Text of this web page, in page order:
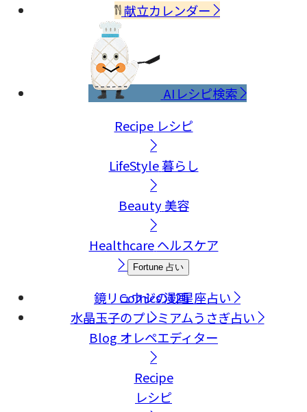
献立カレンダー
AIレシピ検索
Recipe レシピ
LifeStyle暮らし
Beauty 美容
Healthcare ヘルスケア
Fortune 占い
鏡リュウジの12星座占い
水晶玉子のプレミアムうさぎ占い
Comics漫画
Blog オレペエディター
Recipe
レシピ